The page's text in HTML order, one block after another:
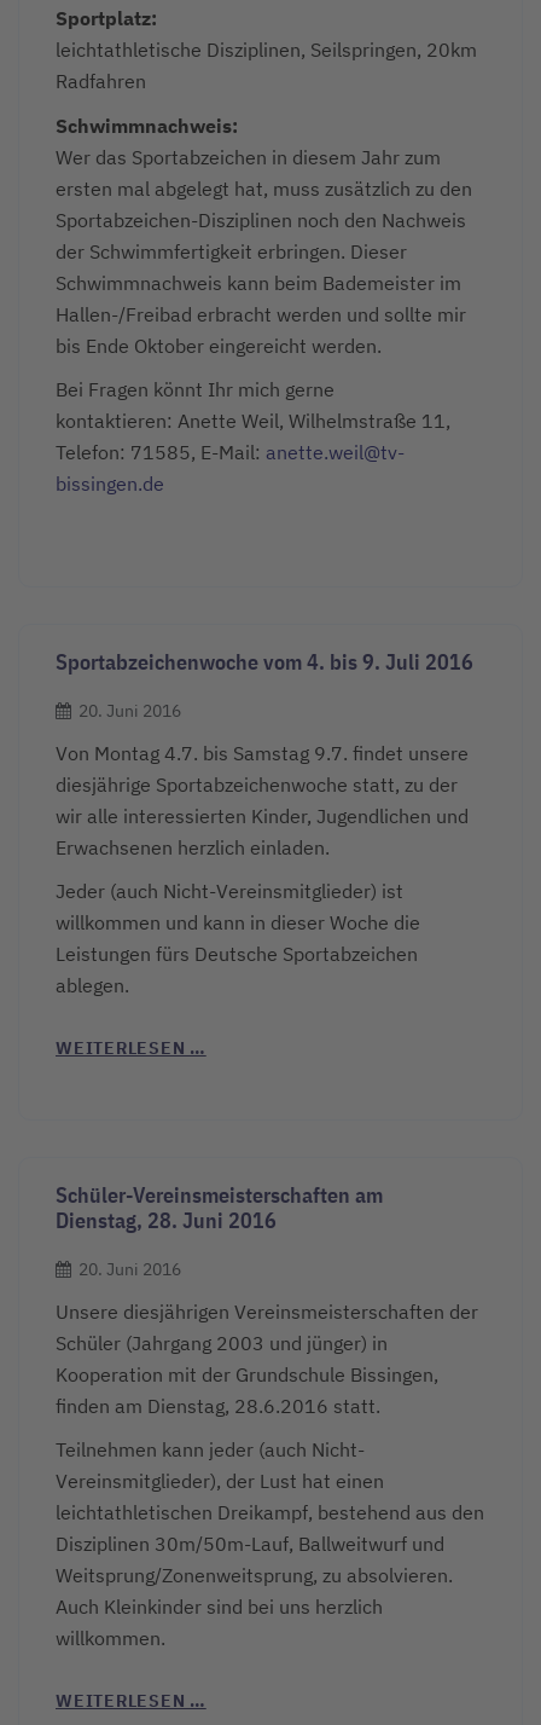
Sportplatz:
leichtathletische Disziplinen, Seilspringen, 20km
Radfahren
Schwimmnachweis:
Wer das Sportabzeichen in diesem Jahr zum
ersten mal abgelegt hat, muss zusätzlich zu den
Sportabzeichen-Disziplinen noch den Nachweis
der Schwimmfertigkeit erbringen. Dieser
Schwimmnachweis kann beim Bademeister im
Hallen-/Freibad erbracht werden und sollte mir
bis Ende Oktober eingereicht werden.
Bei Fragen könnt Ihr mich gerne
kontaktieren: Anette Weil, Wilhelmstraße 11,
Telefon: 71585, E-Mail: anette.weil@tv-
bissingen.de
Sportabzeichenwoche vom 4. bis 9. Juli 2016
20. Juni 2016
Von Montag 4.7. bis Samstag 9.7. findet unsere
diesjährige Sportabzeichenwoche statt, zu der
wir alle interessierten Kinder, Jugendlichen und
Erwachsenen herzlich einladen.
Jeder (auch Nicht-Vereinsmitglieder) ist
willkommen und kann in dieser Woche die
Leistungen fürs Deutsche Sportabzeichen
ablegen.
WEITERLESEN …
Schüler-Vereinsmeisterschaften am
Dienstag, 28. Juni 2016
20. Juni 2016
Unsere diesjährigen Vereinsmeisterschaften der
Schüler (Jahrgang 2003 und jünger) in
Kooperation mit der Grundschule Bissingen,
finden am Dienstag, 28.6.2016 statt.
Teilnehmen kann jeder (auch Nicht-
Vereinsmitglieder), der Lust hat einen
leichtathletischen Dreikampf, bestehend aus den
Disziplinen 30m/50m-Lauf, Ballweitwurf und
Weitsprung/Zonenweitsprung, zu absolvieren.
Auch Kleinkinder sind bei uns herzlich
willkommen.
WEITERLESEN …